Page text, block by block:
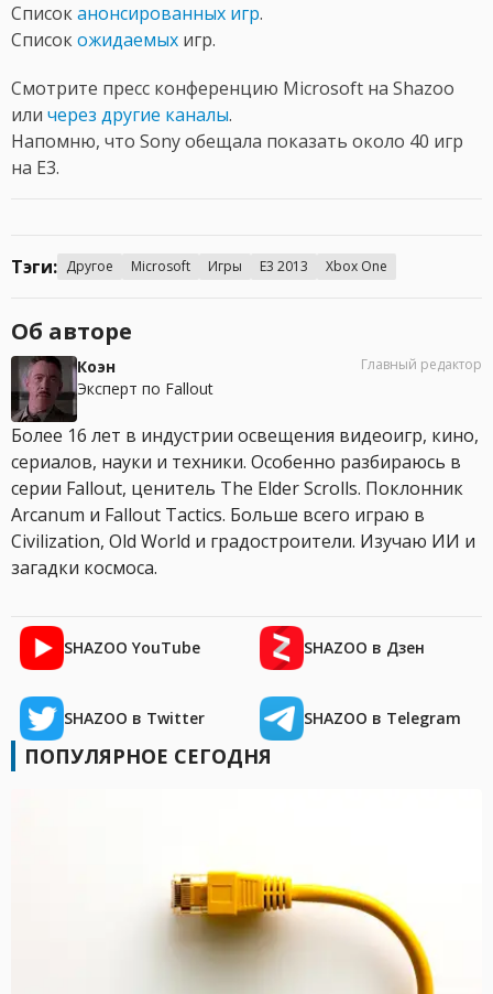
Списоканонсированных игр.
Списокожидаемых игр.
Смотрите пресс конференцию Microsoft на Shazoo
или через другие каналы.
Напомню, что Sony обещала показать около 40 игр
на E3.
Тэги: Другое Microsoft Игры E3 2013 Xbox One
Об авторе
Коэн
Эксперт по Fallout
Главный редактор
Более 16 лет в индустрии освещения видеоигр, кино,
сериалов, науки и техники. Особенно разбираюсь в
серии Fallout, ценитель The Elder Scrolls. Поклонник
Arcanum и Fallout Tactics. Больше всего играю в
Civilization, Old World и градостроители. Изучаю ИИ и
загадки космоса.
SHAZOO YouTube SHAZOO в Дзен
SHAZOO в Twitter SHAZOO в Telegram
ПОПУЛЯРНОЕ СЕГОДНЯ